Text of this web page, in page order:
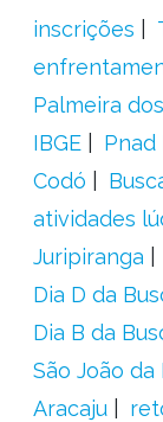
inscrições
Palmeira
IBGE
Pnad
Codó
atividades
Juripiranga
Dia D da
Dia B da
São João da
Aracaju